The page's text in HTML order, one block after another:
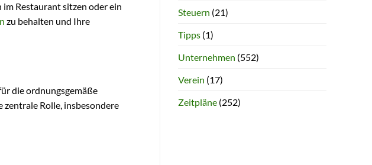
Restaurant sitzen oder ein
zu behalten und Ihre
die ordnungsgemäße
zentrale Rolle, insbesondere
Steuern (21)
Tipps(1)
Unternehmen (552)
Verein (17)
Zeitpläne(252)